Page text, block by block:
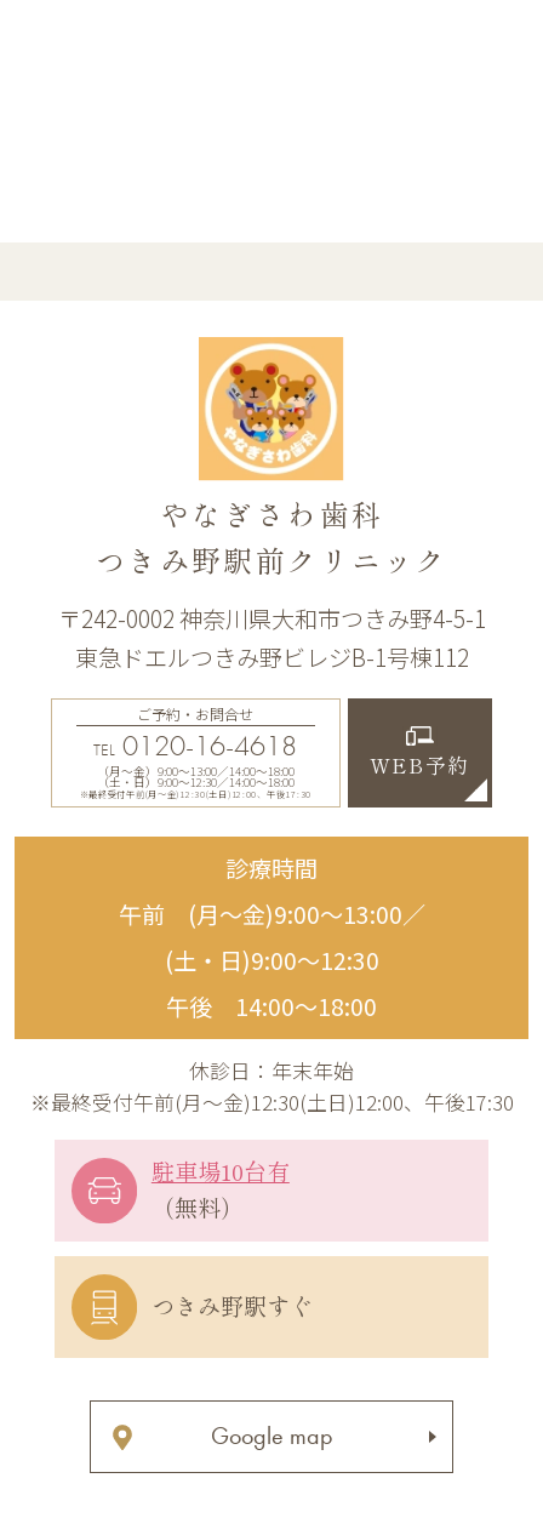
やなぎさわ歯科
つきみ野駅前クリニック
〒242-0002 神奈川県大和市つきみ野4-5-1
東急ドエルつきみ野ビレジB-1号棟112
ご予約・お問合せ
TEL 0120-16-4618
（月〜金）9:00〜13:00／14:00〜18:00
（土・日）9:00〜12:30／14:00〜18:00
※最終受付午前(月～金)12:30(土日)12:00、午後17:30
WEB予約
診療時間
午前 (月〜金)9:00〜13:00／
(土・日)9:00〜12:30
午後 14:00〜18:00
休診日：年末年始
※最終受付午前(月～金)12:30(土日)12:00、午後17:30
駐車場10台有
（無料）
つきみ野駅すぐ
Google map